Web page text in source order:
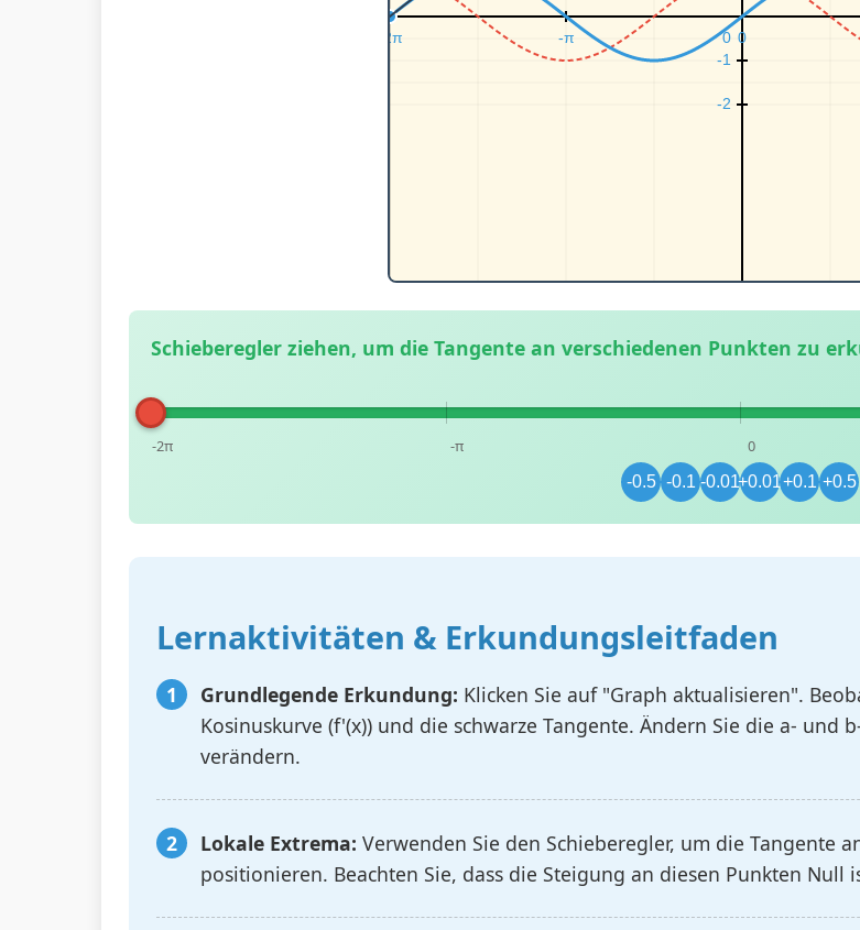
Schieberegler ziehen, um die Tangente an verschiedenen Punkten zu
-2π -π 0
-0.5 -0.1 -0.01+0.01+0.1 +0.5
Lernaktivitäten & Erkundungsleitfaden
Grundlegende Erkundung: Klicken Sie auf "Graph aktualisieren".
Kosinuskurve (f'(x)) und die schwarze Tangente. Ändern Sie die a- und
verändern.
Lokale Extrema: Verwenden Sie den Schieberegler, um die Tangente
positionieren. Beachten Sie, dass die Steigung an diesen Punkten Null